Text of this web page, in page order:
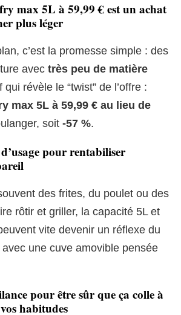
max 5L à 59,99 € est un achat
plus léger
c’est la promesse simple : des
avec très peu de matière
qui révèle le “twist” de l’offre :
max 5L à 59,99 € au lieu de
soit -57 %.
pour rentabiliser
des frites, du poulet ou des
rôtir et griller, la capacité 5L et
vite devenir un réflexe du
une cuve amovible pensée
pour être sûr que ça colle à
habitudes